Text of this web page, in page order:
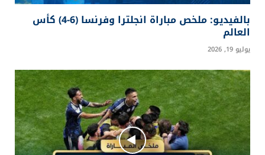
بالفيديو: ملخص مباراة انجلترا وفرنسا (6-4) كأس
العالم
يوليو 19, 2026